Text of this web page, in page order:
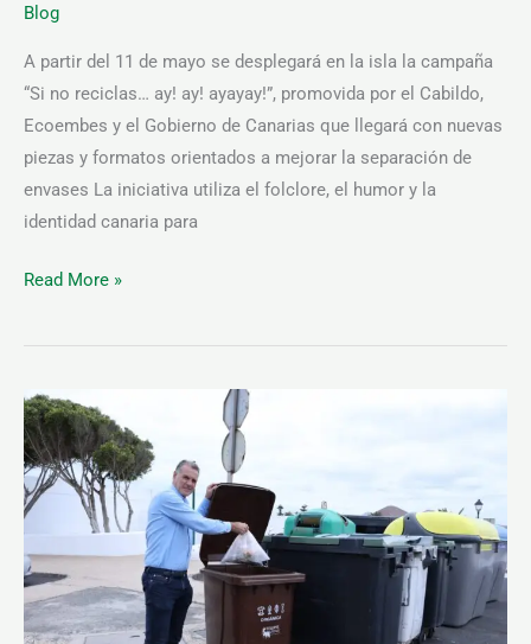
Blog
A partir del 11 de mayo se desplegará en la isla la campaña
“Si no reciclas… ay! ay! ayayay!”, promovida por el Cabildo,
Ecoembes y el Gobierno de Canarias que llegará con nuevas
piezas y formatos orientados a mejorar la separación de
envases La iniciativa utiliza el folclore, el humor y la
identidad canaria para
Read More »
El
Cabildo
de
Lanzarote
avanza
hacia
el
residuo